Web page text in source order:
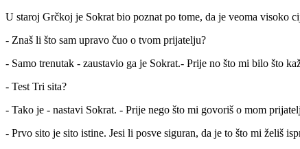
U staroj Grčkoj je Sokrat bio poznat po tome, da je veoma visoko
- Znaš li što sam upravo čuo o tvom prijatelju?
- Samo trenutak - zaustavio ga je Sokrat.- Prije no što mi bilo što
- Test Tri sita?
- Tako je - nastavi Sokrat. - Prije nego što mi govoriš o mom
- Prvo sito je sito istine. Jesi li posve siguran, da je to što mi želiš